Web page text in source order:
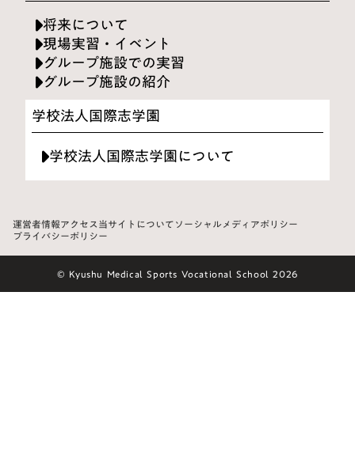
将来について
現場実習・イベント
グループ施設での実習
グループ施設の紹介
学校法人国際志学園
学校法人国際志学園について
運営者情報アクセス当サイトについてソーシャルメディアポリシー
プライバシーポリシー
© Kyushu Medical Sports Vocational School 2026